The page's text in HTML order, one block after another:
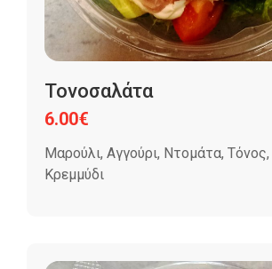
Τονοσαλάτα
6.00€
Μαρούλι, Αγγούρι, Ντομάτα,
Κρεμμύδι